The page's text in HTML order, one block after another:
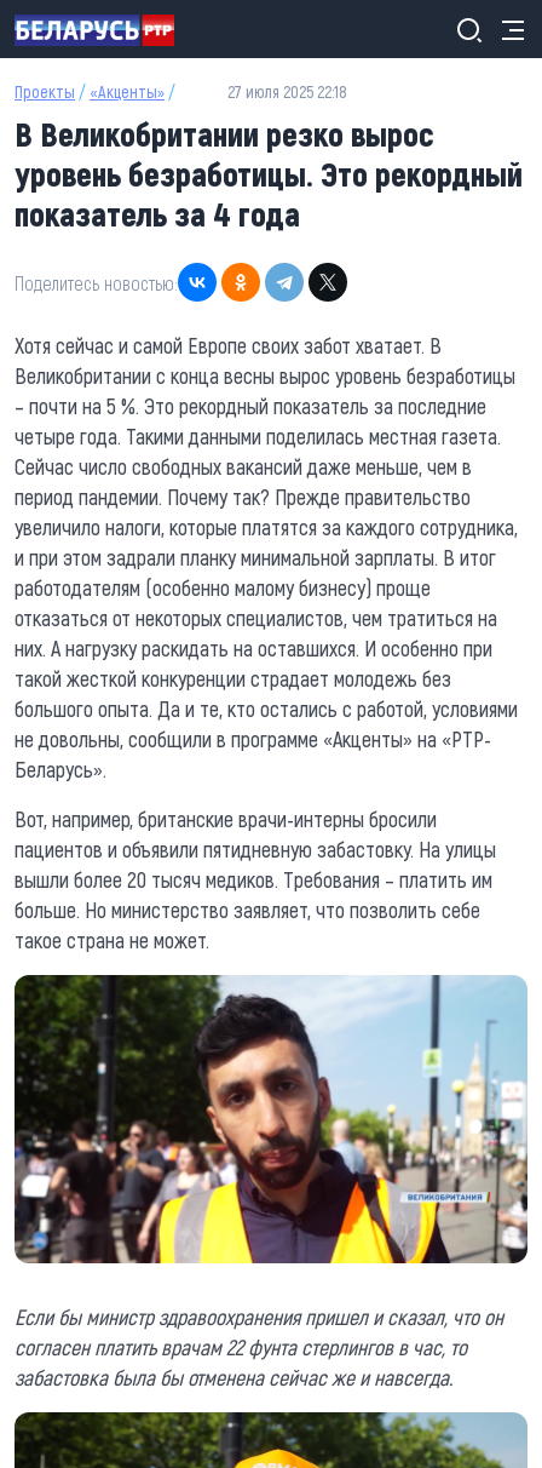
Перейти к основному содержанию
Проекты / «Акценты» / 27 июля 2025 22:18
В Великобритании резко вырос
уровень безработицы. Это рекордный
показатель за 4 года
Поделитесь новостью:
Хотя сейчас и самой Европе своих забот хватает. В
Великобритании с конца весны вырос уровень безработицы
– почти на 5 %. Это рекордный показатель за последние
четыре года. Такими данными поделилась местная газета.
Сейчас число свободных вакансий даже меньше, чем в
период пандемии. Почему так? Прежде правительство
увеличило налоги, которые платятся за каждого сотрудника,
и при этом задрали планку минимальной зарплаты. В итог
работодателям (особенно малому бизнесу) проще
отказаться от некоторых специалистов, чем тратиться на
них. А нагрузку раскидать на оставшихся. И особенно при
такой жесткой конкуренции страдает молодежь без
большого опыта. Да и те, кто остались с работой, условиями
не довольны, сообщили в программе «Акценты» на «РТР-
Беларусь».
Вот, например, британские врачи-интерны бросили
пациентов и объявили пятидневную забастовку. На улицы
вышли более 20 тысяч медиков. Требования – платить им
больше. Но министерство заявляет, что позволить себе
такое страна не может.
Если бы министр здравоохранения пришел и сказал, что он
согласен платить врачам 22 фунта стерлингов в час, то
забастовка была бы отменена сейчас же и навсегда.